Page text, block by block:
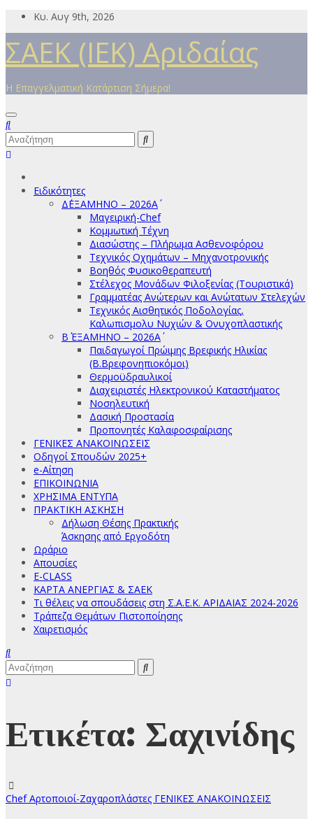
Μετάβαση
περιεχόμενο
Κυ. Αυγ 9th, 2026
ΣΑΕΚ (ΙΕΚ) Αριδαίας
Η Επαγγελματική Κατάρτιση Σήμερα!
Ειδικότητες
Δ΄ΕΞΑΜΗΝΟ – 2026Α΄
Μαγειρική-Chef
Κομμωτική Τέχνη
Διασώστης – Πλήρωμα Ασθενοφόρου
Τεχνικός Οχημάτων – Μηχανοτρονικής
Βοηθός Φυσικοθεραπευτή
Στέλεχος Μονάδων Φιλοξενίας (Τουριστικά)
Γραμματέας Ανώτερων και Ανώτατων Στελεχών
Τεχνικός Αισθητικός Ποδολογίας,
Καλωπισμολυ Νυχιών & Ονυχοπλαστικής
Β΄ ΕΞΑΜΗΝΟ – 2026Α΄
Παιδαγωγοί Πρώιμης Βρεφικής Ηλικίας
(Β.Βρεφονηπιοκόμοι)
Θερμοϋδραυλικοί
Διαχειριστές Ηλεκτρονικού Καταστήματος
Νοσηλευτική
Δασική Προστασία
Προπονητές Καλαφοσφαίρισης
ΓΕΝΙΚΕΣ ΑΝΑΚΟΙΝΩΣΕΙΣ
Οδηγοί Σπουδών 2025+
e-Αίτηση
ΕΠΙΚΟΙΝΩΝΙΑ
ΧΡΗΣΙΜΑ ΕΝΤΥΠΑ
ΠΡΑΚΤΙΚΗ ΑΣΚΗΣΗ
Δήλωση Θέσης Πρακτικής
Άσκησης από Εργοδότη
Ωράριο
Απουσίες
E-CLASS
ΚΑΡΤΑ ΑΝΕΡΓΙΑΣ & ΣΑΕΚ
Τι θέλεις να σπουδάσεις στη Σ.Α.Ε.Κ. ΑΡΙΔΑΙΑΣ 2024-2026
Τράπεζα Θεμάτων Πιστοποίησης
Χαιρετισμός
Ετικέτα: Σαχινίδης
ChefΑρτοποιοί-Ζαχαροπλάστες ΓΕΝΙΚΕΣ ΑΝΑΚΟΙΝΩΣΕΙΣ